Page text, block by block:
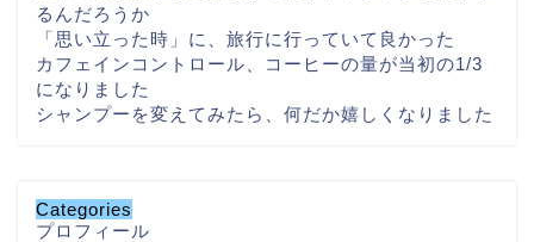
るんだろうか
「思い立った時」に、旅行に行っていて良かった
カフェインコントロール、コーヒーの量が当初の1/3
になりました
シャンプーを変えてみたら、何だか嬉しくなりました
Categories
プロフィール